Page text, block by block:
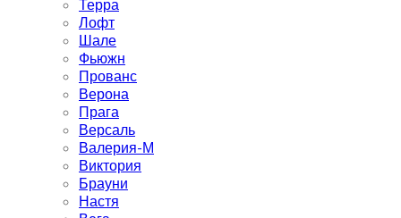
Терра
Лофт
Шале
Фьюжн
Прованс
Верона
Прага
Версаль
Валерия-М
Виктория
Брауни
Настя